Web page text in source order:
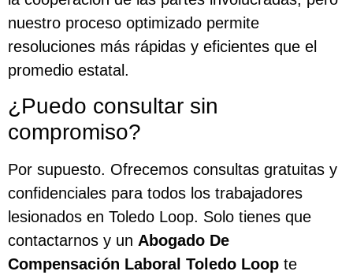
nuestro proceso optimizado permite
resoluciones más rápidas y eficientes que el
promedio estatal.
¿Puedo consultar sin
compromiso?
Por supuesto. Ofrecemos consultas gratuitas y
confidenciales para todos los trabajadores
lesionados en Toledo Loop. Solo tienes que
contactarnos y un Abogado De
Compensación Laboral Toledo Loop te